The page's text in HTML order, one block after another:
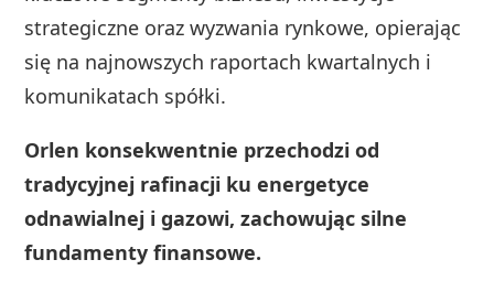
strategiczne oraz wyzwania rynkowe, opierając
się na najnowszych raportach kwartalnych i
komunikatach spółki.
Orlen konsekwentnie przechodzi od
tradycyjnej rafinacji ku energetyce
odnawialnej i gazowi, zachowując silne
fundamenty finansowe.